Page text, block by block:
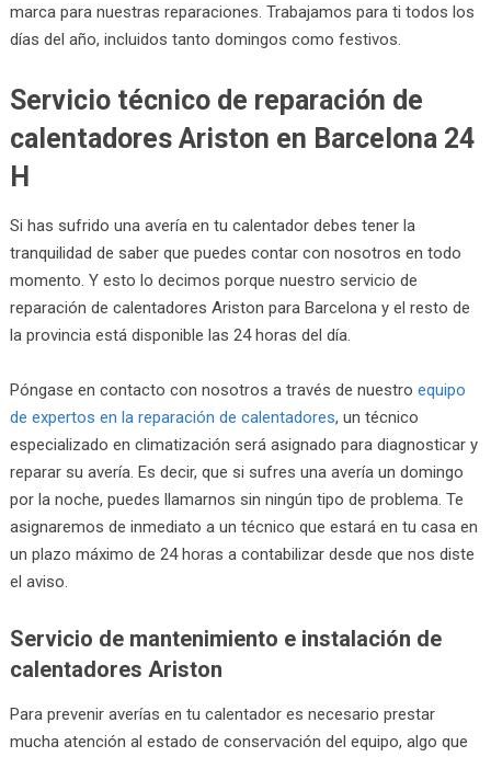
marca para nuestras reparaciones. Trabajamos para ti todos los
días del año, incluidos tanto domingos como festivos.
Servicio técnico de reparación de
calentadores Ariston en Barcelona 24
H
Si has sufrido una avería en tu calentador debes tener la
tranquilidad de saber que puedes contar con nosotros en todo
momento. Y esto lo decimos porque nuestro servicio de
reparación de calentadores Ariston para Barcelona y el resto de
la provincia está disponible las 24 horas del día.
Póngase en contacto con nosotros a través de nuestro equipo
de expertos en la reparación de calentadores, un técnico
especializado en climatización será asignado para diagnosticar y
reparar su avería. Es decir, que si sufres una avería un domingo
por la noche, puedes llamarnos sin ningún tipo de problema. Te
asignaremos de inmediato a un técnico que estará en tu casa en
un plazo máximo de 24 horas a contabilizar desde que nos diste
el aviso.
Servicio de mantenimiento e instalación de
calentadores Ariston
Para prevenir averías en tu calentador es necesario prestar
mucha atención al estado de conservación del equipo, algo que